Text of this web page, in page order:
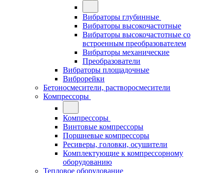
Вибраторы глубинные
Вибраторы высокочастотные
Вибраторы высокочастотные со
встроенным преобразователем
Вибраторы механические
Преобразователи
Вибраторы площадочные
Виброрейки
Бетоносмесители, растворосмесители
Компрессоры
Компрессоры
Винтовые компрессоры
Поршневые компрессоры
Ресиверы, головки, осушители
Комплектующие к компрессорному
оборудованию
Тепловое оборудование